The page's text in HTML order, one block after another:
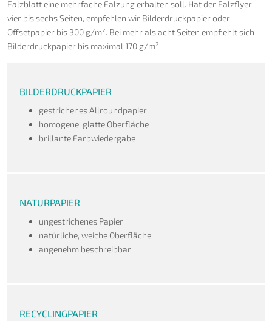
Falzblatt eine mehrfache Falzung erhalten soll. Hat der Falzflyer
vier bis sechs Seiten, empfehlen wir Bilderdruckpapier oder
Offsetpapier bis 300 g/m². Bei mehr als acht Seiten empfiehlt sich
Bilderdruckpapier bis maximal 170 g/m².
BILDERDRUCKPAPIER
gestrichenes Allroundpapier
homogene, glatte Oberfläche
brillante Farbwiedergabe
NATURPAPIER
ungestrichenes Papier
natürliche, weiche Oberfläche
angenehm beschreibbar
RECYCLINGPAPIER